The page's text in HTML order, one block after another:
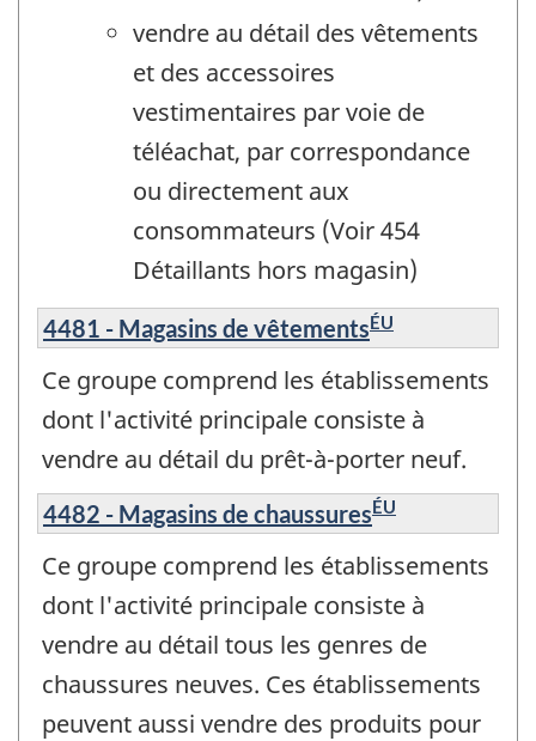
vendre au détail des vêtements
et des accessoires
vestimentaires par voie de
téléachat, par correspondance
ou directement aux
consommateurs (Voir 454
Détaillants hors magasin)
4481 - Magasins de vêtementsÉU
Ce groupe comprend les établissements
dont l'activité principale consiste à
vendre au détail du prêt-à-porter neuf.
4482 - Magasins de chaussuresÉU
Ce groupe comprend les établissements
dont l'activité principale consiste à
vendre au détail tous les genres de
chaussures neuves. Ces établissements
peuvent aussi vendre des produits pour